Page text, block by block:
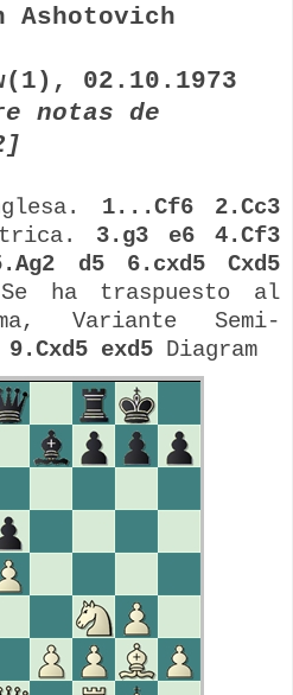
Ashotovich
(1), 02.10.1973
notas de
1...Cf6 2.Cc3
3.g3 e6 4.Cf3
d5 6.cxd5 Cxd5
Se ha traspuesto al
Variante Semi-
exd5 Diagram